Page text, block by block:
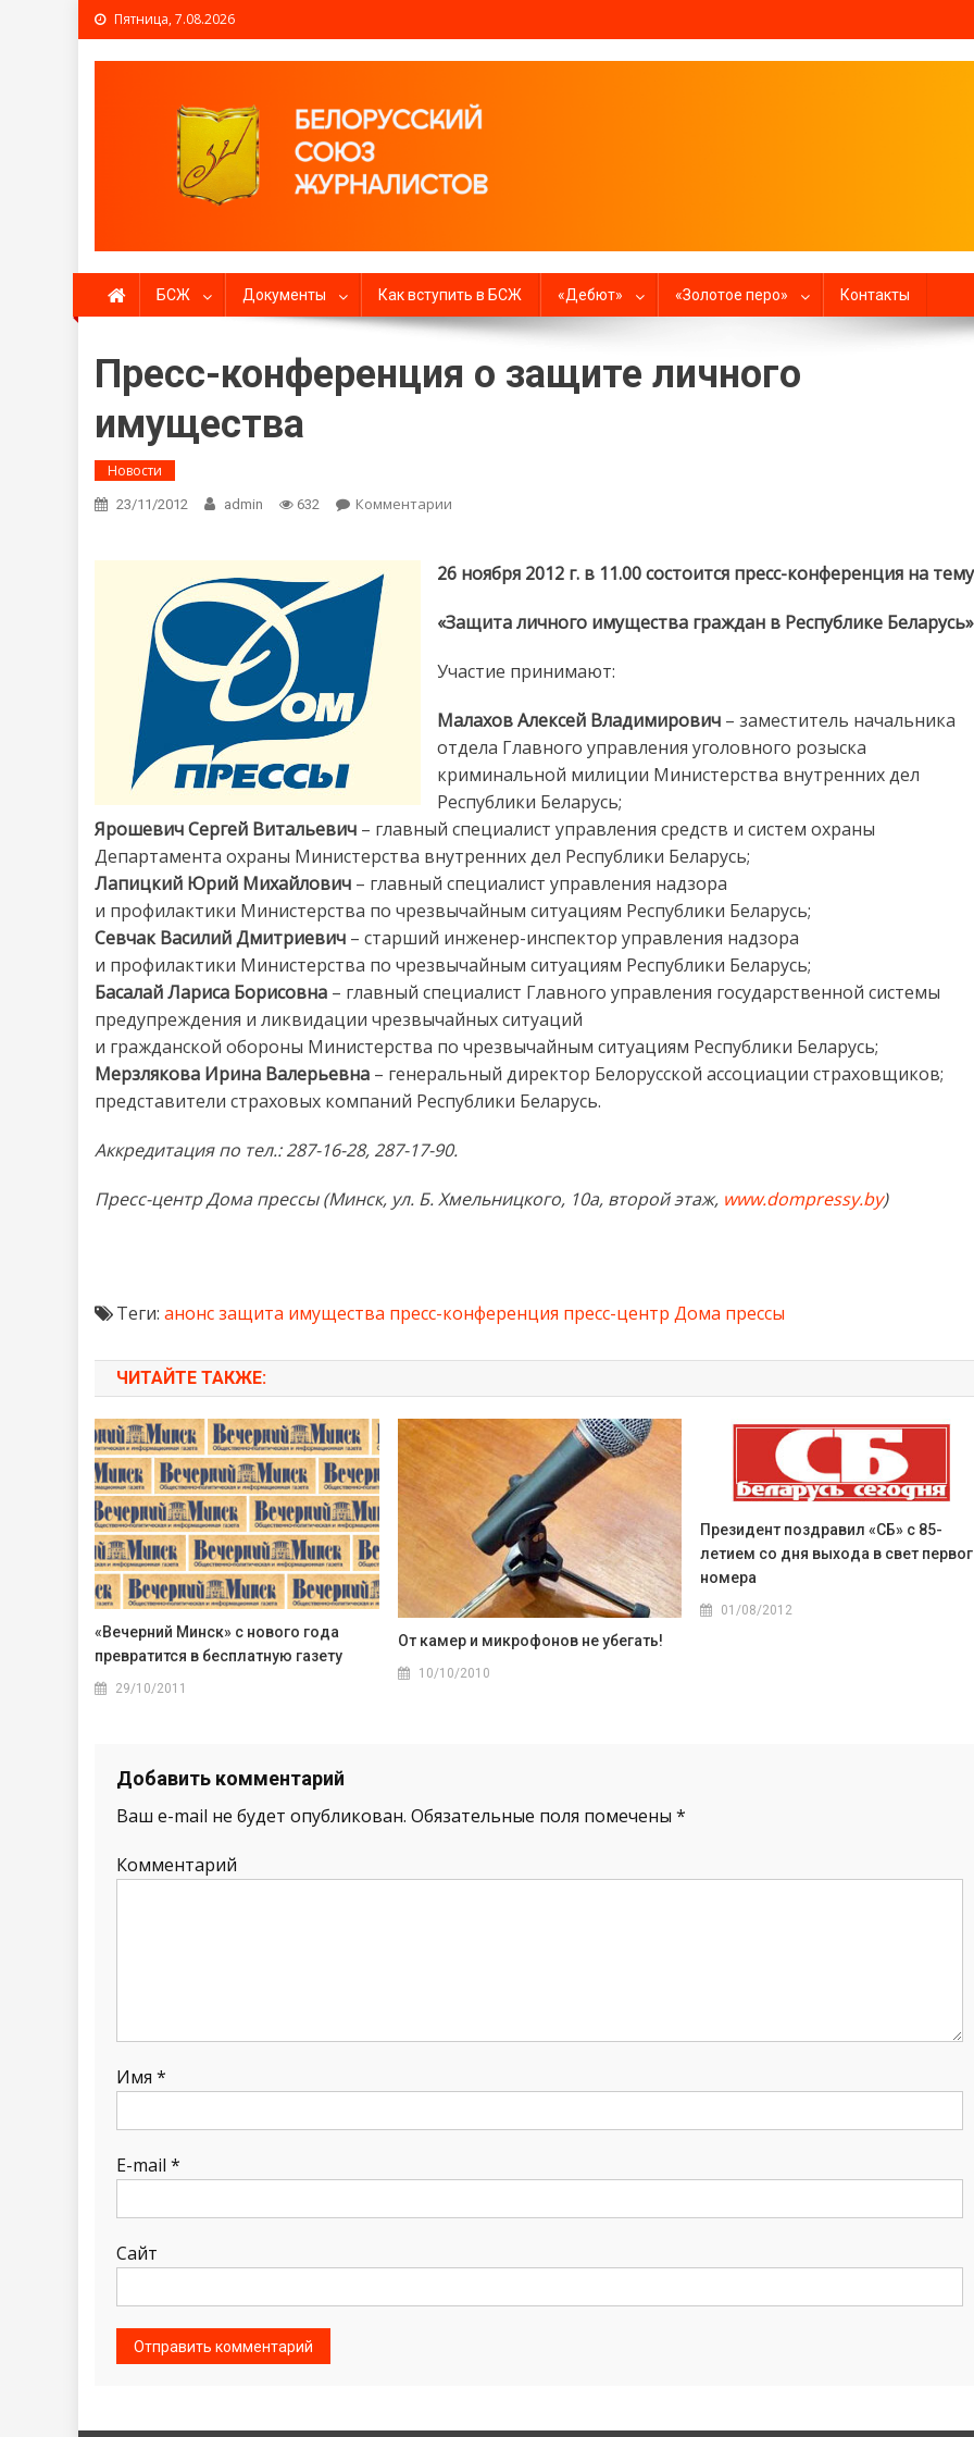
Пятница, 7.08.2026
Белорусский союз журналистов
БСЖ Документы Как вступить в БСЖ «Дебют» «Золотое перо» Контакты
Пресс-конференция о защите личного
имущества
Новости
23/11/2012 admin 632 Комментарии
26 ноября 2012 г. в 11.00 состоится пресс-конференция на
«Защита личного имущества граждан в Республике
Участие принимают:
Малахов Алексей Владимирович – заместитель начальника
отдела Главного управления уголовного розыска
криминальной милиции Министерства внутренних дел
Республики Беларусь;
Ярошевич Сергей Витальевич – главный специалист управления средств и систем охраны
Департамента охраны Министерства внутренних дел Республики Беларусь;
Лапицкий Юрий Михайлович – главный специалист управления надзора
и профилактики Министерства по чрезвычайным ситуациям Республики Беларусь;
Севчак Василий Дмитриевич – старший инженер-инспектор управления надзора
и профилактики Министерства по чрезвычайным ситуациям Республики Беларусь;
Басалай Лариса Борисовна – главный специалист Главного управления государственной системы
предупреждения и ликвидации чрезвычайных ситуаций
и гражданской обороны Министерства по чрезвычайным ситуациям Республики Беларусь;
Мерзлякова Ирина Валерьевна – генеральный директор Белорусской ассоциации страховщиков;
представители страховых компаний Республики Беларусь.
Аккредитация по тел.: 287-16-28, 287-17-90.
Пресс-центр Дома прессы (Минск, ул. Б. Хмельницкого, 10а, второй этаж, www.dompressy.by)
Теги: анонсзащита имущества пресс-конференция пресс-центр Дома прессы
ЧИТАЙТЕ ТАКЖЕ:
«Вечерний Минск» с нового года
превратится в бесплатную газету
29/10/2011
От камер и микрофонов не убегать!
10/10/2010
Президент поздравил «СБ» с 85-
летием со дня выхода в свет
номера
01/08/2012
Добавить комментарий
Ваш e-mail не будет опубликован. Обязательные поля помечены *
Комментарий
Имя *
E-mail *
Сайт